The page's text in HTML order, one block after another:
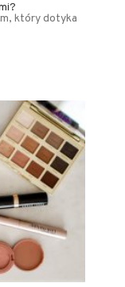
który dotyka